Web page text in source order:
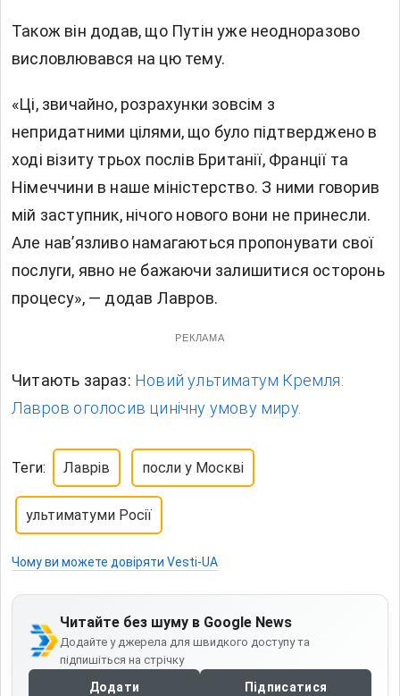
Також він додав, що Путін уже неодноразово
висловлювався на цю тему.
«Ці, звичайно, розрахунки зовсім з
непридатними цілями, що було підтверджено в
ході візиту трьох послів Британії, Франції та
Німеччини в наше міністерство. З ними говорив
мій заступник, нічого нового вони не принесли.
Але нав’язливо намагаються пропонувати свої
послуги, явно не бажаючи залишитися осторонь
процесу», — додав Лавров.
РЕКЛАМА
Читають зараз: Новий ультиматум Кремля:
Лавров оголосив цинічну умову миру.
Теги: Лаврів посли у Москві
ультиматуми Росії
Чому ви можете довіряти Vesti-UA
Читайте без шуму в Google News
Додайте у джерела для швидкого доступу та
підпишіться на стрічку
Додати Підписатися